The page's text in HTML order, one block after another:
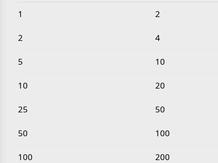
Valeurs courantes boisseau impérial en gallon
1 2
2 4
5 10
10 20
25 50
50 100
100 200